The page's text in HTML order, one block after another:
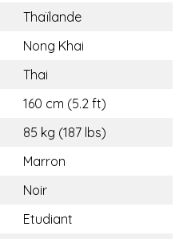
Thaïlande
Nong Khai
Thai
160 cm (5.2 ft)
85 kg (187 lbs)
Marron
Noir
Etudiant